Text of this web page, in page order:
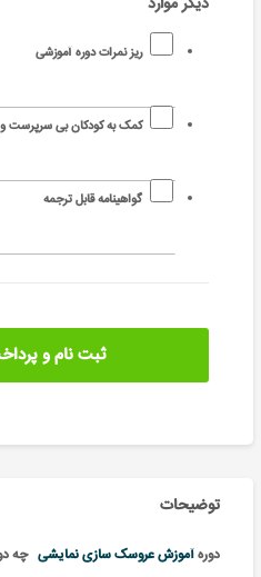
ریز نمرات دوره آموزشی
کمک به کودکان بی سرپرست
گواهینامه قابل ترجمه
ثبت نام و
توضیحات
دورهآموزش عروسک سازی نمایشی ‌‌‌‌‌‌‌ چه